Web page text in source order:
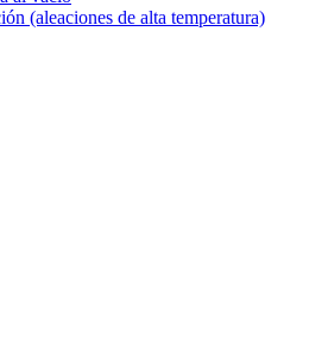
(aleaciones de alta temperatura)